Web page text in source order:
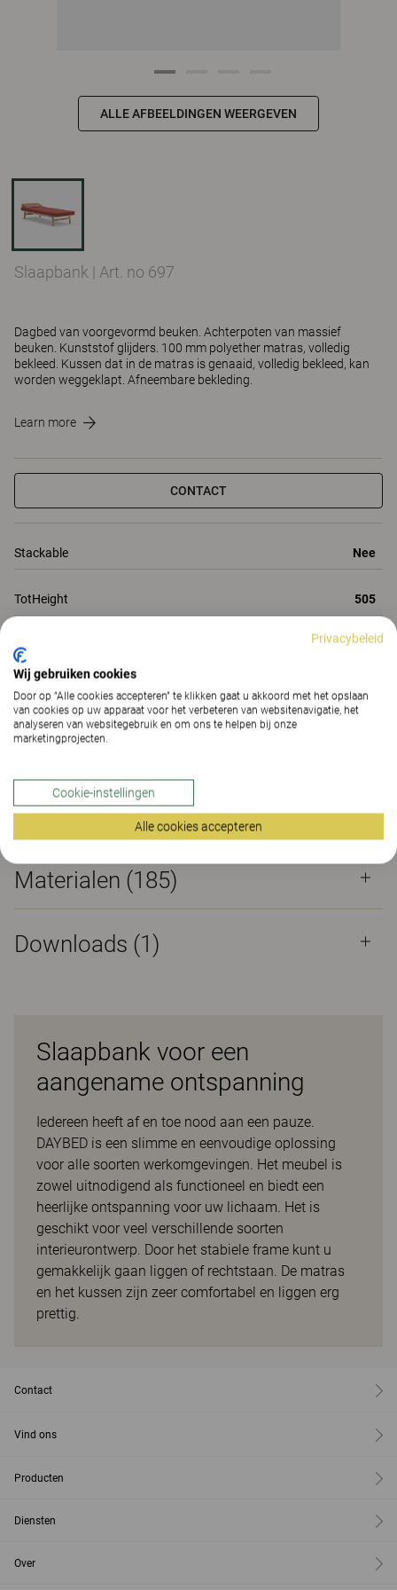
ALLE AFBEELDINGEN WEERGEVEN
Slaapbank | Art. no 697
Dagbed van voorgevormd beuken. Achterpoten van massief
beuken. Kunststof glijders. 100 mm polyether matras, volledig
bekleed. Kussen dat in de matras is genaaid, volledig bekleed, kan
worden weggeklapt. Afneembare bekleding.
Learn more
CONTACT
Stackable Nee
TotHeight 505
TotDepth 2005
TotWidth 800
Alle eigenschappen
Eigenschappen
Materialen (185)
Downloads (1 )
Slaapbank voor een
aangename ontspanning
Iedereen heeft af en toe nood aan een pauze.
DAYBED is een slimme en eenvoudige oplossing
voor alle soorten werkomgevingen. Het meubel is
zowel uitnodigend als functioneel en biedt een
heerlijke ontspanning voor uw lichaam. Het is
geschikt voor veel verschillende soorten
interieurontwerp. Door het stabiele frame kunt u
gemakkelijk gaan liggen of rechtstaan. De matras
en het kussen zijn zeer comfortabel en liggen erg
prettig.
Contact
Vind ons
Producten
Diensten
Over
Privacybeleid
Wij gebruiken cookies
Door op “Alle cookies accepteren” te klikken gaat u akkoord met het opslaan
van cookies op uw apparaat voor het verbeteren van websitenavigatie, het
analyseren van websitegebruik en om ons te helpen bij onze
marketingprojecten.
Cookie-instellingen
Alle cookies accepteren